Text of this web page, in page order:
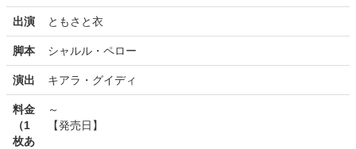
出演 ともさと衣
脚本 シャルル・ペロー
演出 キアラ・グイディ
料金
（1
枚あ
～
【発売日】